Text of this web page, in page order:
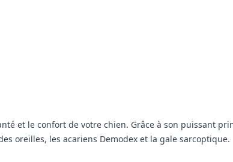
et le confort de votre chien. Grâce à son puissant
oreilles, les acariens Demodex et la gale sarcoptique.